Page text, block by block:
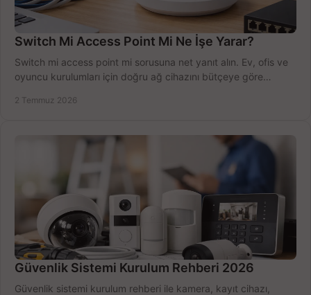
Switch Mi Access Point Mi Ne İşe Yarar?
Switch mi access point mi sorusuna net yanıt alın. Ev, ofis ve
oyuncu kurulumları için doğru ağ cihazını bütçeye göre
2 Temmuz 2026
Güvenlik Sistemi Kurulum Rehberi 2026
Güvenlik sistemi kurulum rehberi ile kamera, kayıt cihazı,